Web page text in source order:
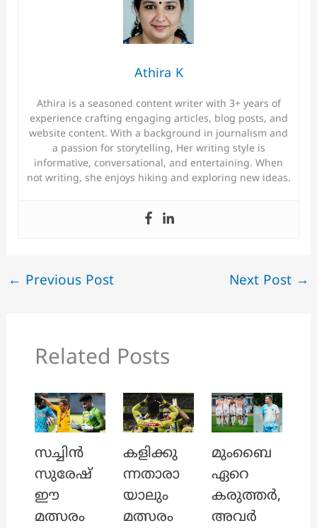
Athira K
Athira is a seasoned content writer with 3+ years of
experience crafting engaging articles, blog posts, and
website content. With a background in journalism and
a passion for storytelling, Her writing style is
informative, conversational, and entertaining. When
not writing, she enjoys hiking and exploring new ideas.
← Previous Post Next Post →
Related Posts
സച്ചിൻ
സുരേഷ്
ഈ
മത്സരം
കളിക്കു
ന്നതാരാ
യാലും
മത്സരം
മുംബൈ
ഏറെ
കരുത്തർ,
അവർ